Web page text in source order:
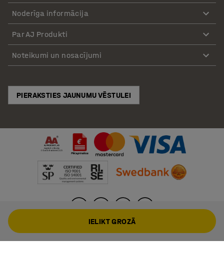
Noderīga informācija
Par AJ Produkti
Noteikumi un nosacījumi
PIERAKSTIES JAUNUMU VĒSTULEI
IELIKT GROZĀ